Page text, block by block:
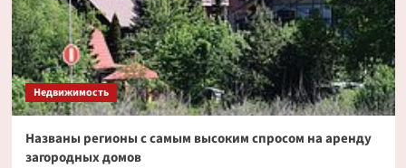
Недвижимость
Названы регионы с самым высоким спросом на аренду
загородных домов